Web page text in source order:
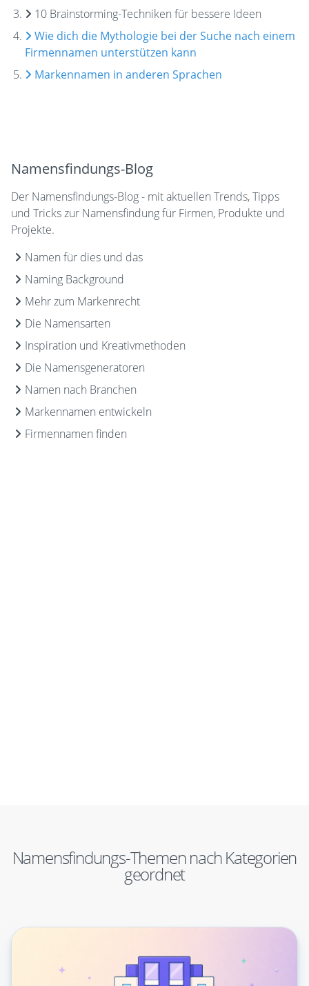
10 Brainstorming-Techniken für bessere Ideen
Wie dich die Mythologie bei der Suche nach einem
Firmennamen unterstützen kann
Markennamen in anderen Sprachen
Namensfindungs-Blog
Der Namensfindungs-Blog - mit aktuellen Trends, Tipps
und Tricks zur Namensfindung für Firmen, Produkte und
Projekte.
Namen für dies und das
Naming Background
Mehr zum Markenrecht
Die Namensarten
Inspiration und Kreativmethoden
Die Namensgeneratoren
Namen nach Branchen
Markennamen entwickeln
Firmennamen finden
Namensfindungs-Themen nach Kategorien
geordnet